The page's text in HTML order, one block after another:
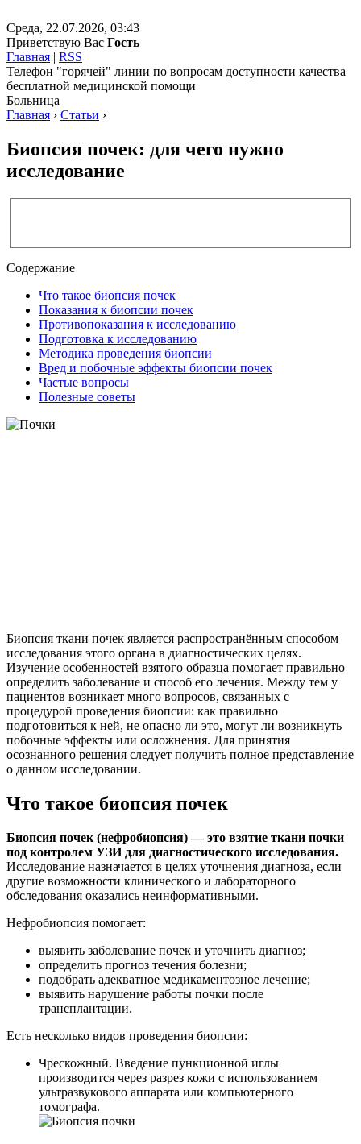
Среда, 22.07.2026, 03:43
Приветствую Вас Гость
Главная | RSS
Телефон "горячей" линии по вопросам доступности качества
бесплатной медицинской помощи
Больница
Главная › Статьи ›
Биопсия почек: для чего нужно
исследование
Содержание
Что такое биопсия почек
Показания к биопсии почек
Противопоказания к исследованию
Подготовка к исследованию
Методика проведения биопсии
Вред и побочные эффекты биопсии почек
Частые вопросы
Полезные советы
Биопсия ткани почек является распространённым способом
исследования этого органа в диагностических целях.
Изучение особенностей взятого образца помогает правильно
определить заболевание и способ его лечения. Между тем у
пациентов возникает много вопросов, связанных с
процедурой проведения биопсии: как правильно
подготовиться к ней, не опасно ли это, могут ли возникнуть
побочные эффекты или осложнения. Для принятия
осознанного решения следует получить полное представление
о данном исследовании.
Что такое биопсия почек
Биопсия почек (нефробиопсия) — это взятие ткани почки
под контролем УЗИ для диагностического исследования.
Исследование назначается в целях уточнения диагноза, если
другие возможности клинического и лабораторного
обследования оказались неинформативными.
Нефробиопсия помогает:
выявить заболевание почек и уточнить диагноз;
определить прогноз течения болезни;
подобрать адекватное медикаментозное лечение;
выявить нарушение работы почки после
трансплантации.
Есть несколько видов проведения биопсии:
Чрескожный. Введение пункционной иглы
производится через разрез кожи с использованием
ультразвукового аппарата или компьютерного
томографа.